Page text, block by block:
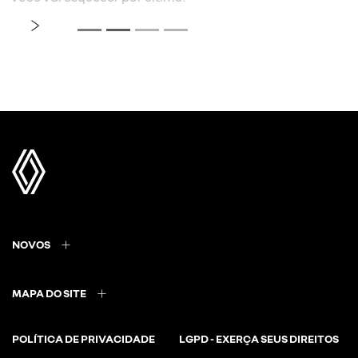
NOVOS
MAPA DO SITE
POLÍTICA DE PRIVACIDADE LGPD - EXERÇA SEUS DIREITOS